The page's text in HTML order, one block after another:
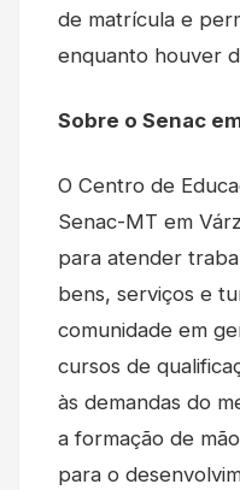
de matrícula e
enquanto houver
Sobre o Senac
O Centro de
Senac-MT em
para atender
bens, serviços e
comunidade em
cursos de
às demandas do
a formação de
para o